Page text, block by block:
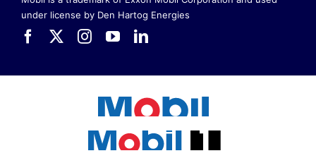
under license by Den Hartog Energies